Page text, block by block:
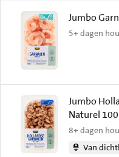
Jumbo
5+ dagen
Jumbo
Naturel
8+ dagen
Van